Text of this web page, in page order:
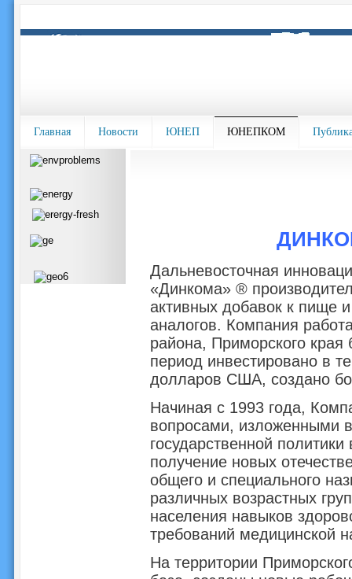
Главная Новости ЮНЕП ЮНЕПКОМ
Дальневосточная
«Динкома» ®
активных добавок к пище
аналогов. Компания
района, Приморского края
период инвестировано в
долларов США, создано
Начиная с 1993 года,
вопросами, изложенными
государственной
получение новых
общего и специального
различных возрастных
населения навыков
требований медицинской
На территории